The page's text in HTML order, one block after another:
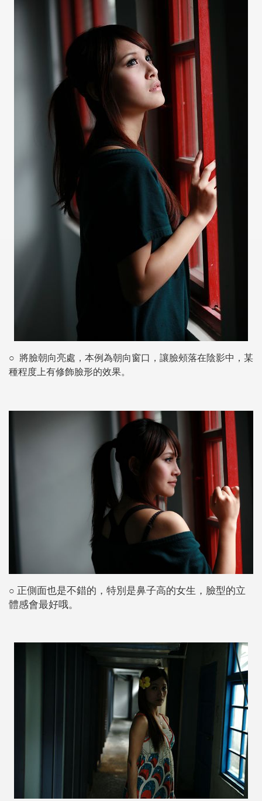
○ 將臉朝向亮處，本例為朝向窗口，讓臉頰落在陰影中，某
種程度上有修飾臉形的效果。
○ 正側面也是不錯的，特別是鼻子高的女生，臉型的立
體感會最好哦。